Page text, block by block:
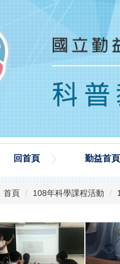
回首頁 勤益首頁
首頁 108年科學課程活動